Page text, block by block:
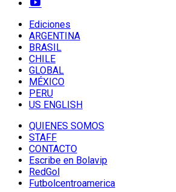
Ediciones
ARGENTINA
BRASIL
CHILE
GLOBAL
MÉXICO
PERU
US ENGLISH
QUIENES SOMOS
STAFF
CONTACTO
Escribe en Bolavip
RedGol
Futbolcentroamerica